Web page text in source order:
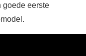
goede eerste